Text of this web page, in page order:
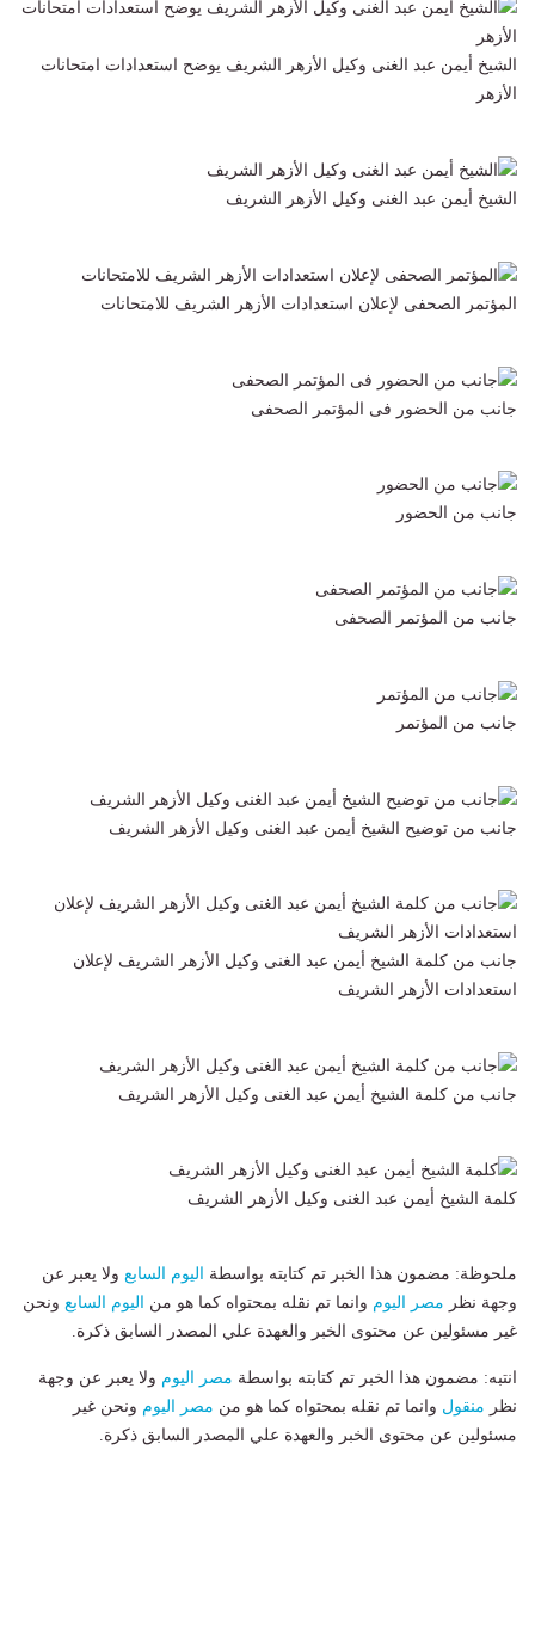
الشيخ أيمن عبد الغنى وكيل الأزهر الشريف يوضح استعدادات امتحانات
الأزهر
الشيخ أيمن عبد الغنى وكيل الأزهر الشريف
المؤتمر الصحفى لإعلان استعدادات الأزهر الشريف للامتحانات
جانب من الحضور فى المؤتمر الصحفى
جانب من الحضور
جانب من المؤتمر الصحفى
جانب من المؤتمر
جانب من توضيح الشيخ أيمن عبد الغنى وكيل الأزهر الشريف
جانب من كلمة الشيخ أيمن عبد الغنى وكيل الأزهر الشريف لإعلان
استعدادات الأزهر الشريف
جانب من كلمة الشيخ أيمن عبد الغنى وكيل الأزهر الشريف
كلمة الشيخ أيمن عبد الغنى وكيل الأزهر الشريف
ملحوظة: مضمون هذا الخبر تم كتابته بواسطة اليوم السابع ولا يعبر عن
وجهة نظر مصر اليوم وانما تم نقله بمحتواه كما هو من اليوم السابع ونحن
غير مسئولين عن محتوى الخبر والعهدة علي المصدر السابق ذكرة.
انتبه: مضمون هذا الخبر تم كتابته بواسطة مصر اليوم ولا يعبر عن وجهة
نظر منقول وانما تم نقله بمحتواه كما هو من مصر اليوم ونحن غير
مسئولين عن محتوى الخبر والعهدة علي المصدر السابق ذكرة.